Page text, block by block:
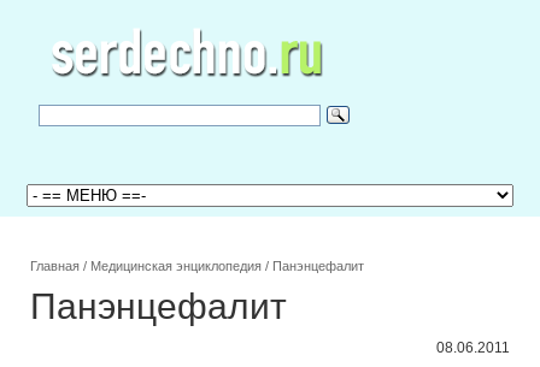
Главная / Медицинская энциклопедия / Панэнцефалит
Панэнцефалит
08.06.2011